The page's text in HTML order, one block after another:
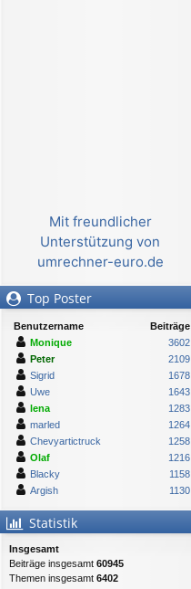
Mit freundlicher
Unterstützung von
umrechner-euro.de
Top Poster
Benutzername
Beiträge
Monique
3602
Peter
2109
Sigrid
1678
Uwe
1643
lena
1283
marled
1264
Chevyartictruck
1258
Olaf
1216
Blacky
1158
Argish
1130
Statistik
Insgesamt
Beiträge insgesamt 60945
Themen insgesamt 6402